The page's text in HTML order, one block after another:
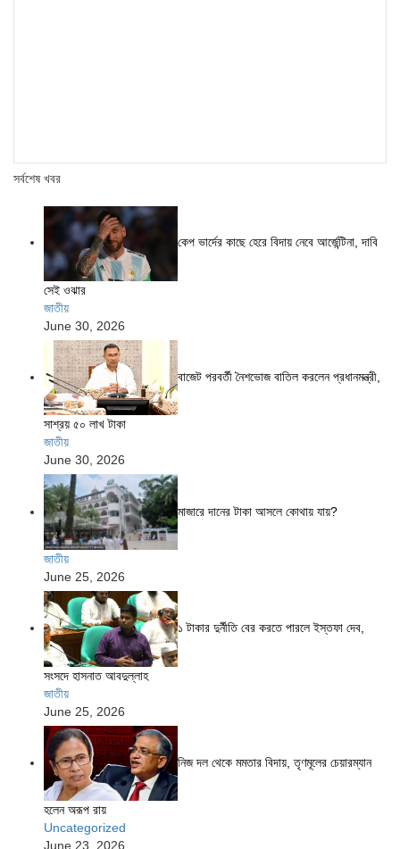
সর্বশেষ খবর
কেপ ভার্দের কাছে হেরে বিদায় নেবে আর্জেন্টিনা, দাবি
সেই ওঝার
জাতীয়
June 30, 2026
বাজেট পরবর্তী নৈশভোজ বাতিল করলেন প্রধানমন্ত্রী,
সাশ্রয় ৫০ লাখ টাকা
জাতীয়
June 30, 2026
মাজারে দানের টাকা আসলে কোথায় যায়?
জাতীয়
June 25, 2026
১ টাকার দুর্নীতি বের করতে পারলে ইস্তফা দেব,
সংসদে হাসনাত আবদুল্লাহ
জাতীয়
June 25, 2026
নিজ দল থেকে মমতার বিদায়, তৃণমূলের চেয়ারম্যান
হলেন অরূপ রায়
Uncategorized
June 23, 2026